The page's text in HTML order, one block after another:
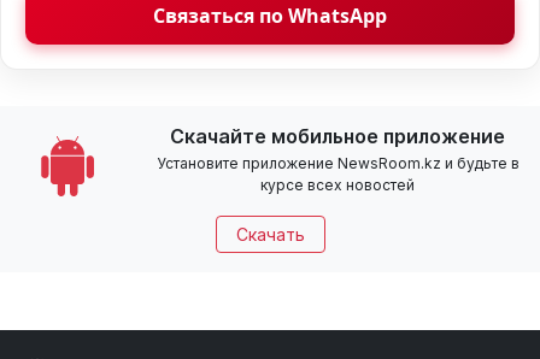
Связаться по WhatsApp
Скачайте мобильное приложение
Установите приложение NewsRoom.kz и будьте в
курсе всех новостей
Скачать